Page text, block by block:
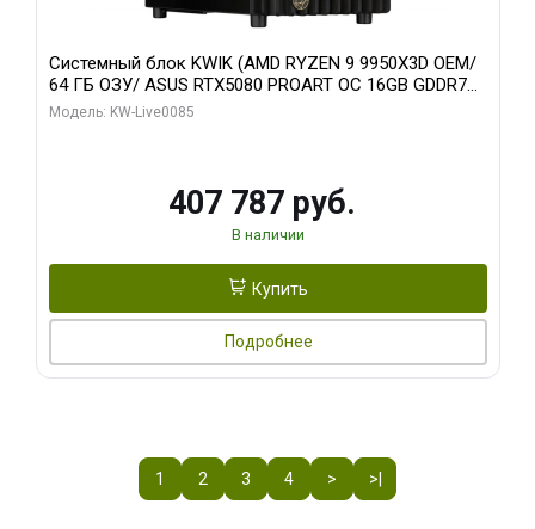
Системный блок KWIK (AMD RYZEN 9 9950X3D OEM/
64 ГБ ОЗУ/ ASUS RTX5080 PROART OC 16GB GDDR7
256bit Type-C DP 2/ 1 ТБ SSD)
Модель: KW-Live0085
407 787 руб.
В наличии
Купить
Подробнее
1 2 3 4 > >|